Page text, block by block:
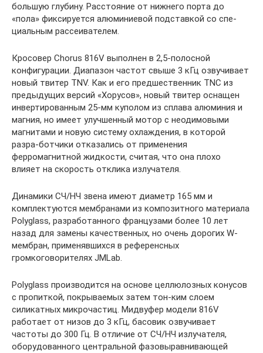
большую глубину. Расстояние от нижнего порта до
«пола» фиксируется алюминиевой подставкой со спе-
циальным рассеивателем.
Кросовер Chorus 816V выполнен в 2,5-полосной
конфигурации. Диапазон частот свыше 3 кГц озвучивает
новый твитер TNV. Как и его предшественник TNC из
предыдущих версий «Хорусов», новый твитер оснащен
инвертированным 25-мм куполом из сплава алюминия и
магния, но имеет улучшенный мотор с неодимовыми
магнитами и новую систему охлаждения, в которой
разра-ботчики отказались от применения
ферромагнитной жидкости, считая, что она плохо
влияет на скорость отклика излучателя.
Динамики СЧ/НЧ звена имеют диаметр 165 мм и
комплектуются мембранами из композитного материала
Polyglass, разработанного французами более 10 лет
назад для замены качественных, но очень дорогих W-
мембран, применявшихся в референсных
громкоговорителях JMLab.
Polyglass производится на основе целлюлозных конусов
с пропиткой, покрываемых затем тон-ким слоем
силикатных микрочастиц. Мидвуфер модели 816V
работает от низов до 3 кГц, басовик озвучивает
частоты до 300 Гц. В отличие от СЧ/НЧ излучателя,
оборудованного центральной фазовыравнивающей